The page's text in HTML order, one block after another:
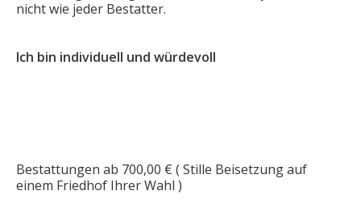
nicht wie jeder Bestatter.
Ich bin individuell und würdevoll
Bestattungen ab 700,00 € ( Stille Beisetzung auf
einem Friedhof Ihrer Wahl )